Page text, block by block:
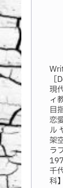
現
ィ
目
恋
ル
架
ラ
千
科